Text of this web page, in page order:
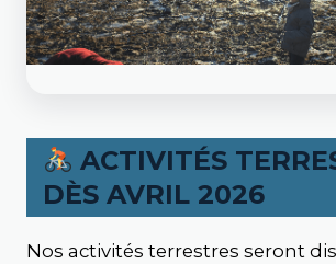
ACTIVITÉS
DÈS AVRIL 2026
Nos activités terrestres seront